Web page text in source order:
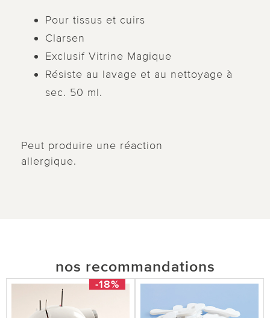
Pour tissus et cuirs
Clarsen
Exclusif Vitrine Magique
Résiste au lavage et au nettoyage à
sec. 50 ml.
Peut produire une réaction
allergique.
nos recommandations
-18%